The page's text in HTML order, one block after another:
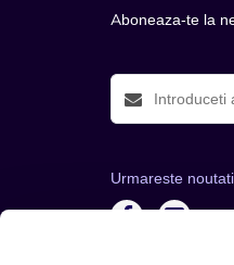
Aboneaza-te la
Urmareste